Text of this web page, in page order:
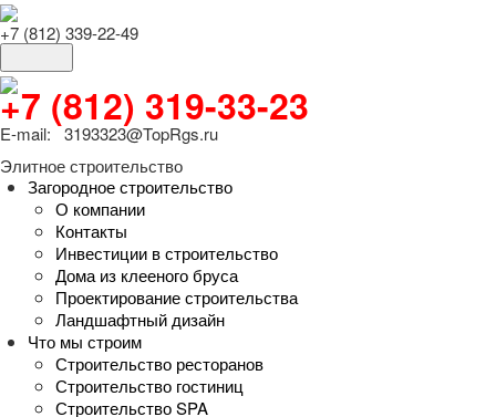
+7 (812) 339-22-49
+7 (812) 319-33-23
E-mail: 3193323@TopRgs.ru
Элитное строительство
Загородное строительство
О компании
Контакты
Инвестиции в строительство
Дома из клееного бруса
Проектирование строительства
Ландшафтный дизайн
Что мы строим
Строительство ресторанов
Строительство гостиниц
Строительство SPA